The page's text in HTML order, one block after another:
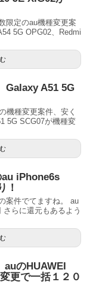
限定のau機種変更案
5G OPG02、Redmi
Galaxy A51 5G
機種変更案件、安く
5G SCG07が機種変
au iPhone6s
！
案件でてますね。 au
らに還元もあるよう
auのHUAWEI
更で一括１２０